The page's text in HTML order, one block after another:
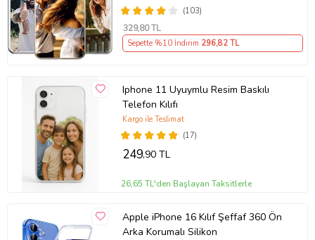
(103)
329,80 TL
Sepette %10 İndirim 296,82 TL
Iphone 11 Uyuymlu Resim Baskılı
Telefon Kılıfı
(17)
Kargo ile Teslimat
249,90 TL
26,65 TL'den Başlayan Taksitlerle
Apple iPhone 16 Kılıf Şeffaf 360 Ön
Arka Korumalı Silikon